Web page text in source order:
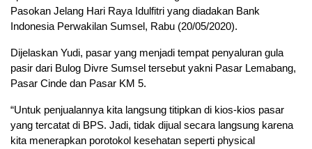
Pasokan Jelang Hari Raya Idulfitri yang diadakan Bank
Indonesia Perwakilan Sumsel, Rabu (20/05/2020).
Dijelaskan Yudi, pasar yang menjadi tempat penyaluran gula
pasir dari Bulog Divre Sumsel tersebut yakni Pasar Lemabang,
Pasar Cinde dan Pasar KM 5.
“Untuk penjualannya kita langsung titipkan di kios-kios pasar
yang tercatat di BPS. Jadi, tidak dijual secara langsung karena
kita menerapkan porotokol kesehatan seperti physical